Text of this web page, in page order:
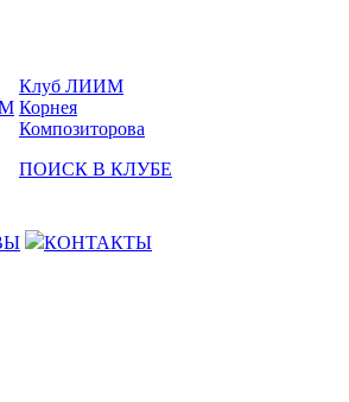
Клуб ЛИИМ
Корнея
Композиторова
ПОИСК В КЛУБЕ
КОНТАКТЫ